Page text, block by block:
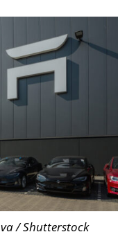
/ Shutterstock